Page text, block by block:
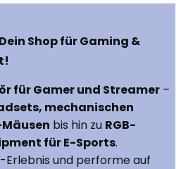
Shop für Gaming &
für Gamer und Streamer –
mechanischen
bis hin zu RGB-
für E-Sports.
und performe auf